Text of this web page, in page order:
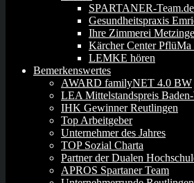
SPARTANER-Team.de
Gesundheitspraxis
Ihre Zimmerei
Kärcher Center PflüMa
LEMKE hören
Bemerkenswertes
AWARD familyNET 4.0 BW
LEA Mittelstandspreis
IHK Gewinner Reutlingen
Top Arbeitgeber
Unternehmer des Jahres
TOP Sozial Charta
Partner der Dualen
APROS Spartaner Team